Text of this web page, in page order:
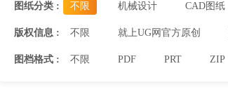
图纸分类 : 不限 机械设计 CAD图纸
版权信息 : 不限 就上UG网官方原创
图档格式 : 不限 PDF PRT ZIP